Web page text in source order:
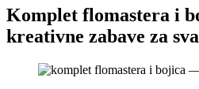
Komplet flomastera i
kreativne zabave za